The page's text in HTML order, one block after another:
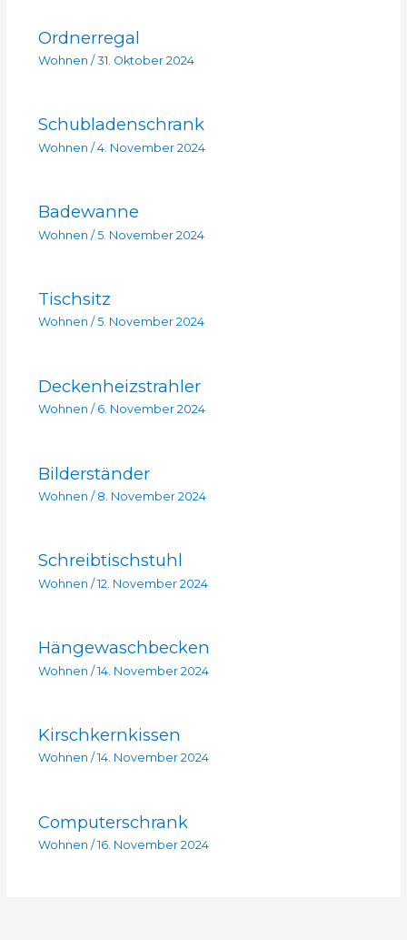
Ordnerregal
Wohnen / 31. Oktober 2024
Schubladenschrank
Wohnen /4. November 2024
Badewanne
Wohnen /5. November 2024
Tischsitz
Wohnen / 5. November 2024
Deckenheizstrahler
Wohnen / 6. November 2024
Bilderständer
Wohnen / 8. November 2024
Schreibtischstuhl
Wohnen / 12. November 2024
Hängewaschbecken
Wohnen /14. November 2024
Kirschkernkissen
Wohnen / 14. November 2024
Computerschrank
Wohnen / 16. November 2024